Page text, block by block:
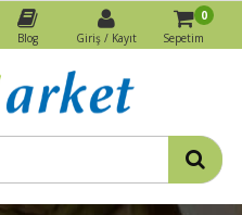
Blog Giriş / Kayıt Sepetim
0